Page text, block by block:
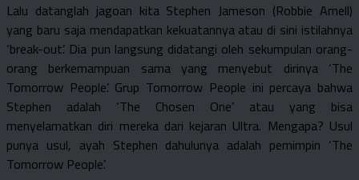
Lalu datanglah jagoan kita Stephen Jameson (Robbie Amell)
yang baru saja mendapatkan kekuatannya atau di sini istilahnya
‘break-out’. Dia pun langsung didatangi oleh sekumpulan orang-
orang berkemampuan sama yang menyebut dirinya ‘The
Tomorrow People’. Grup Tomorrow People ini percaya bahwa
Stephen adalah ‘The Chosen One’ atau yang bisa
menyelamatkan diri mereka dari kejaran Ultra. Mengapa? Usul
punya usul, ayah Stephen dahulunya adalah pemimpin ‘The
Tomorrow People’.